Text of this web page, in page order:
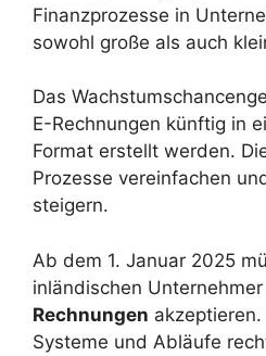
Finanzprozesse in
sowohl große als auch
Das
E-Rechnungen künftig in
Format erstellt werden.
Prozesse vereinfachen
steigern.
Ab dem 1. Januar 2025
inländischen Unternehmer
Rechnungen
Systeme und Abläufe